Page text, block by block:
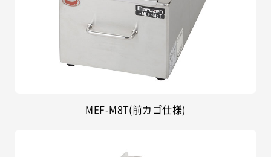
MEF-M8T(前カゴ仕様)